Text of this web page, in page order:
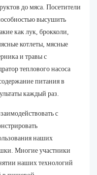
до мяса. Посетители
высушить
как лук, брокколи,
котлеты, мясные
и травы с
теплового насоса
питания в
каждый раз.
с
наших
Многие участники
наших технологий